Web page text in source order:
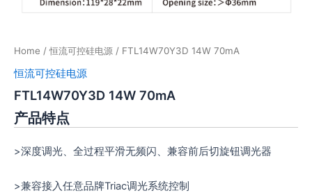
Home / 恒流可控硅电源 / FTL14W70Y3D 14W 70mA
恒流可控硅电源
FTL14W70Y3D 14W 70mA
产品特点
>深度调光、全过程平滑无频闪、兼容前后切旋钮调光器
>兼容接入任意品牌Triac调光系统控制